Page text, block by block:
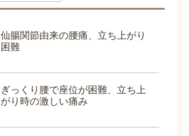
仙腸関節由来の腰痛、立ち上がり
困難
ぎっくり腰で座位が困難、立ち上
がり時の激しい痛み